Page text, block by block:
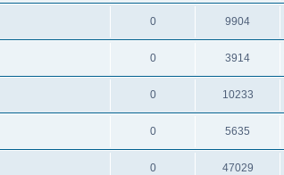
0 9904
0 3914
0 10233
0 5635
0 47029